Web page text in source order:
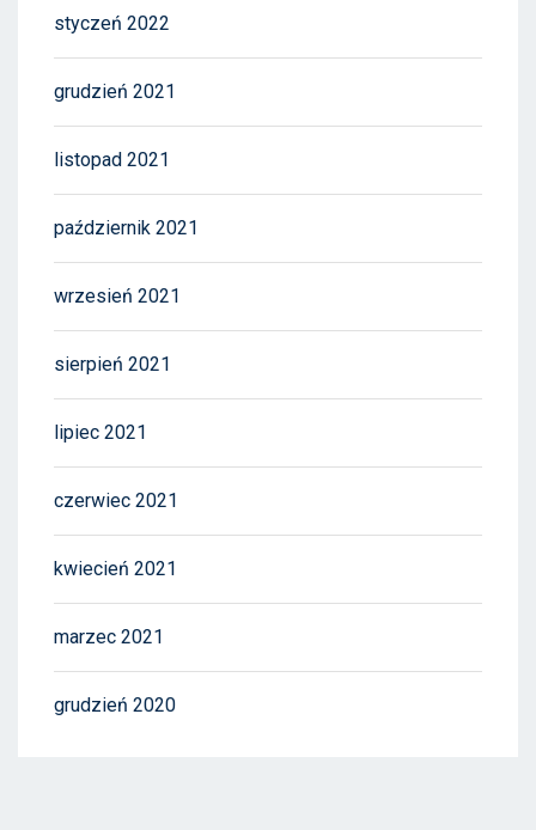
styczeń 2022
grudzień 2021
listopad 2021
październik 2021
wrzesień 2021
sierpień 2021
lipiec 2021
czerwiec 2021
kwiecień 2021
marzec 2021
grudzień 2020